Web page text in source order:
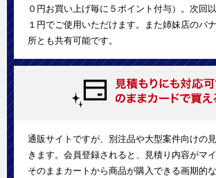
０円お買い上げ毎に５ポイント付与）。次回
１円でご使用いただけます。また姉妹店のバ
所とも共有可能です。
通販サイトですが、別注品や大型案件向けの
きます。会員登録されると、見積り内容がマ
そのままカートから商品が購入できる画期的な